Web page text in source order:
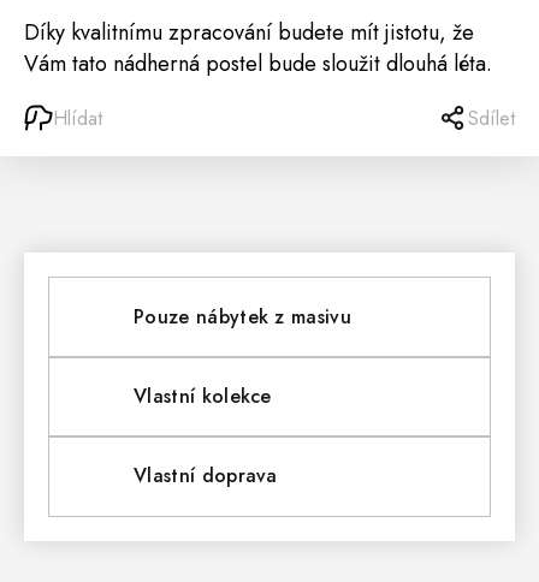
Díky kvalitnímu zpracování budete mít jistotu, že
Vám tato nádherná postel bude sloužit dlouhá léta.
Hlídat Sdílet
Pouze nábytek z masivu
Vlastní kolekce
Vlastní doprava